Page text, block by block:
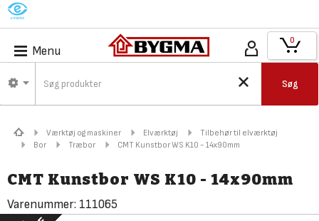
M
Menu
Søg
0
Værktøj og maskiner Elværktøj
Tilbehør til elværktøj
Bor
Træbor CMT Kunstbor WS K10 - 14x90mm
CMT Kunstbor WS K10 - 14x90mm
Varenummer: 111065